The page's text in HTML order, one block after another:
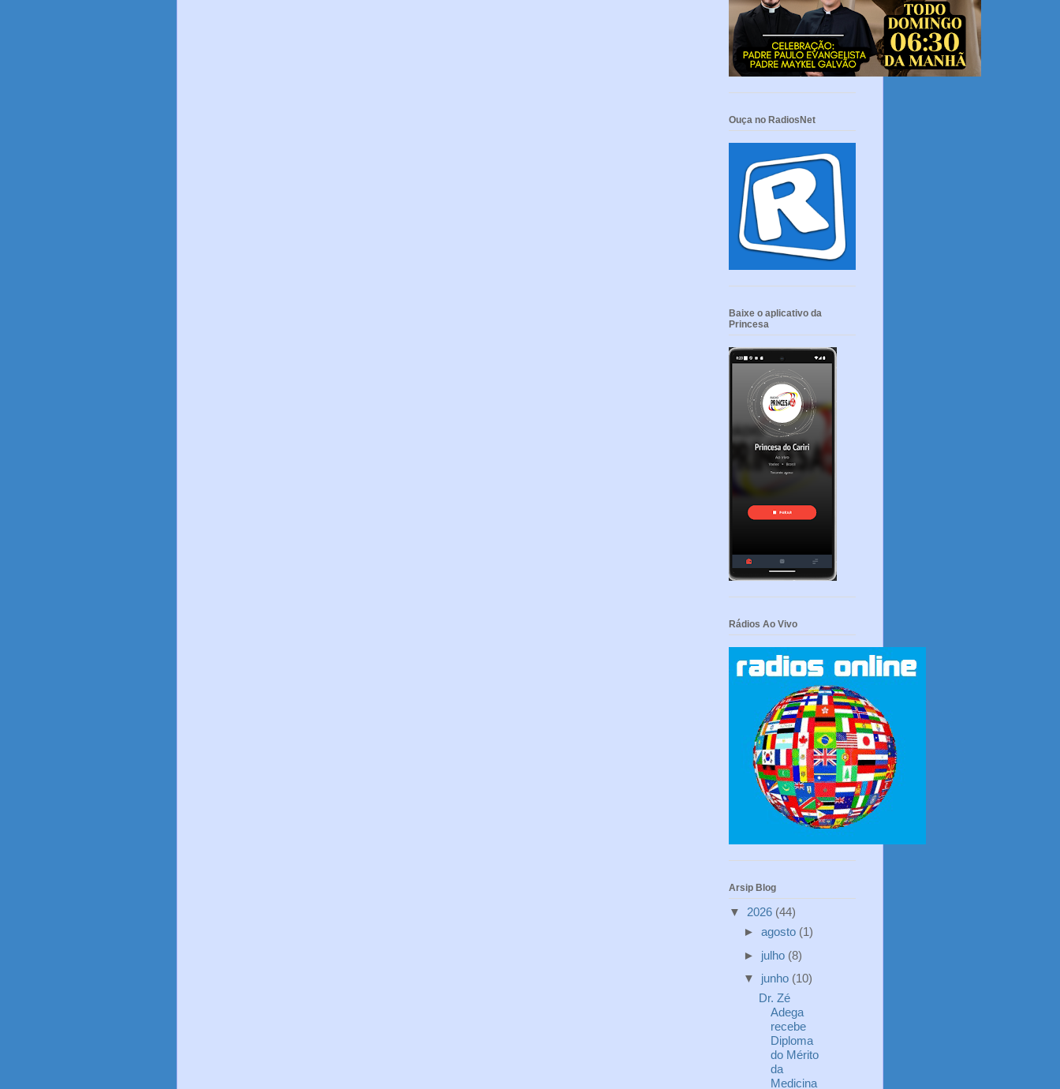
Ouça no RadiosNet
Baixe o aplicativo da
Princesa
Rádios Ao Vivo
Arsip Blog
▼ 2026 (44)
► agosto (1)
► julho (8)
▼
junho (10)
Dr. Zé
Adega
recebe
Diploma
do Mérito
da
Medicina